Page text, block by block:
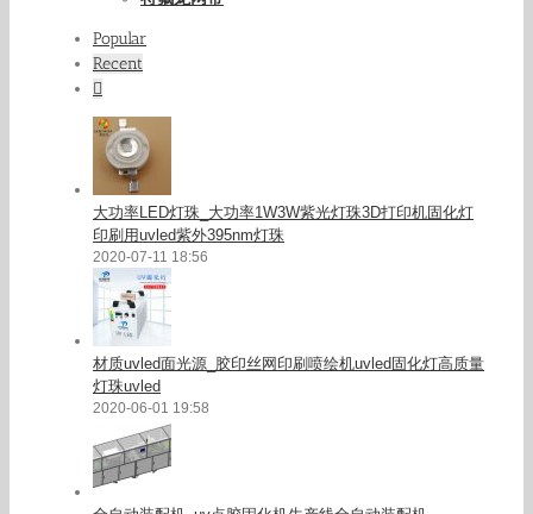
Popular
Recent
大功率LED灯珠_大功率1W3W紫光灯珠3D打印机固化灯
印刷用uvled紫外395nm灯珠
2020-07-11 18:56
材质uvled面光源_胶印丝网印刷喷绘机uvled固化灯高质量
灯珠uvled
2020-06-01 19:58